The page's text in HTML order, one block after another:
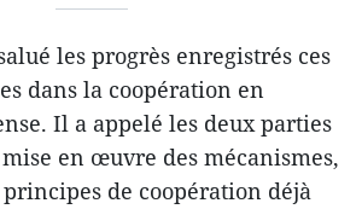
les progrès enregistrés ces
dans la coopération en
Il a appelé les deux parties
en œuvre des mécanismes,
de coopération déjà